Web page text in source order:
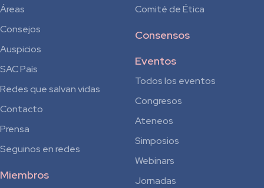
Áreas
Consejos
Auspicios
SAC País
Redes que salvan vidas
Contacto
Prensa
Seguinos en redes
Miembros
Comité de Ética
Consensos
Eventos
Todos los eventos
Congresos
Ateneos
Simposios
Webinars
Jornadas